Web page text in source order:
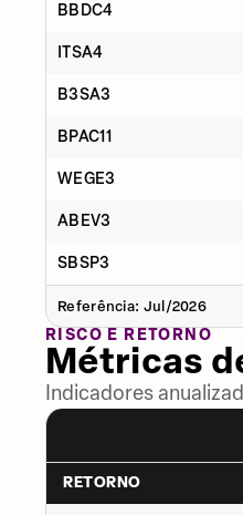
BBDC4
ITSA4
B3SA3
BPAC11
WEGE3
ABEV3
SBSP3
Referência: Jul/2026
RISCO E RETORNO
Métricas
Indicadores
RETORNO